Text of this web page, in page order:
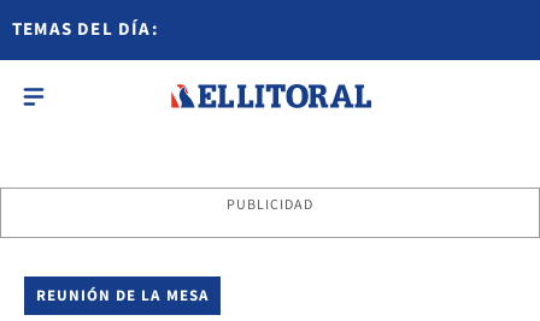
TEMAS DEL DÍA:
PUBLICIDAD
REUNIÓN DE LA MESA